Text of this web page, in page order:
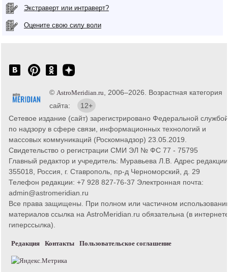
Экстраверт или интраверт?
Оцените свою силу воли
© AstroMeridian.ru , 2006–2026. Возрастная категория
сайта:
12+
Сетевое издание (сайт) зарегистрировано Федеральной службой
по надзору в сфере связи, информационных технологий и
массовых коммуникаций (Роскомнадзор) 23.05.2019.
Свидетельство о регистрации СМИ ЭЛ № ФС 77 - 75795
Главный редактор и учредитель: Муравьева Л.В. Адрес
355018, Россия, г. Ставрополь, пр-д Черноморский, д. 29
Телефон редакции: +7 928 827-76-37 Электронная почта:
admin@astromeridian.ru
Все права защищены. При полном или частичном
материалов ссылка на AstroMeridian.ru обязательна (в
гиперссылка).
Редакция Контакты Пользовательское соглашение